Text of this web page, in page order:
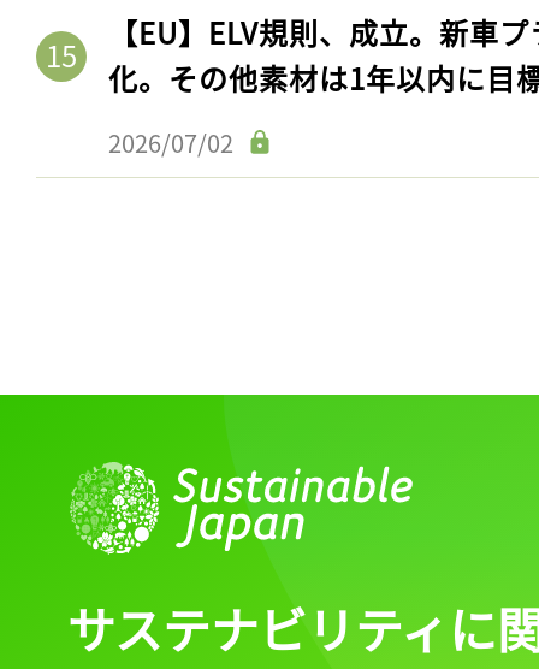
【EU】ELV規則、成立。新車
化。その他素材は1年以内に目
2026/07/02
ログイン
サステナビリティに